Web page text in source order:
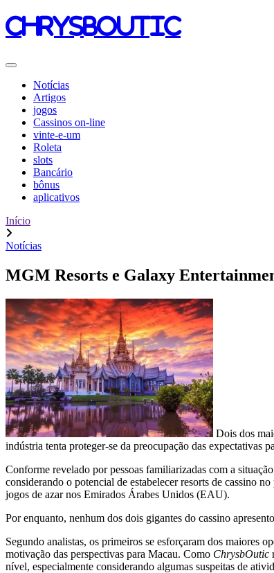
chrysboutic
Notícias
Artigos
jogos
Cassinos on-line
vinte-e-um
Roleta
slots
Bancário
bônus
aplicativos
Início
Notícias
MGM Resorts e Galaxy
Dois dos
indústria tenta proteger-se da preocupação das expectativas
Conforme revelado por pessoas familiarizadas com a
considerando o potencial de estabelecer resorts de cassino
jogos de azar nos Emirados Árabes Unidos (EAU).
Por enquanto, nenhum dos dois gigantes do cassino
Segundo analistas, os primeiros se esforçaram dos maiores
motivação das perspectivas para Macau. Como ChrysbOutic
nível, especialmente considerando algumas suspeitas de